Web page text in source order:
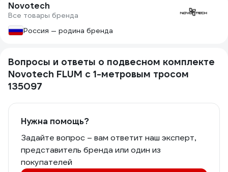
Novotech
Все товары бренда
Россия — родина бренда
Вопросы и ответы о подвесном комплекте
Novotech FLUM с 1-метровым тросом
135097
Нужна помощь?
Задайте вопрос – вам ответит наш эксперт,
представитель бренда или один из
покупателей